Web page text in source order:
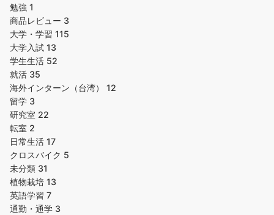
勉強 1
商品レビュー 3
大学・学習 115
大学入試 13
学生生活 52
就活 35
海外インターン（台湾） 12
留学 3
研究室 22
転室 2
日常生活 17
クロスバイク 5
未分類 31
植物栽培 13
英語学習 7
通勤・通学 3